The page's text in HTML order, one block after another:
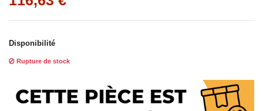
Disponibilité
Rupture de stock